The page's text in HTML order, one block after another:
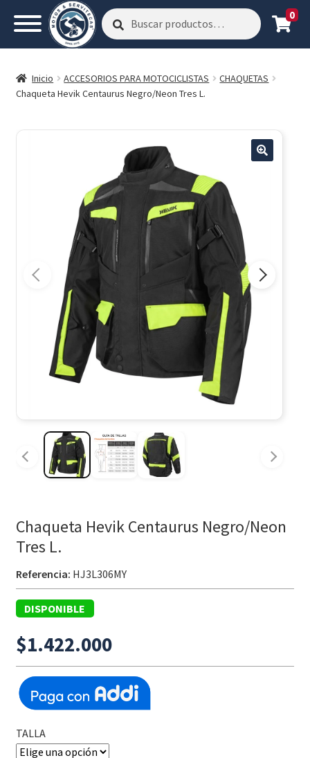
Buscar
por:
Buscar 0
Inicio ACCESORIOS PARA MOTOCICLISTAS
CHAQUETAS
Chaqueta Hevik Centaurus Negro/Neon Tres L.
Chaqueta Hevik Centaurus Negro/Neon
Tres L.
Referencia: HJ3L306MY
DISPONIBLE
$1.422.000
TALLA